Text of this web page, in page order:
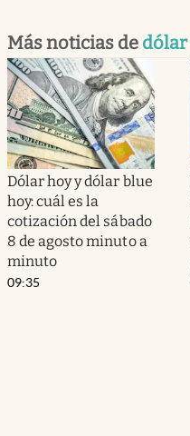
Más noticias de dólar
Dólar hoy y dólar blue
hoy: cuál es la
cotización del sábado
8 de agosto minuto a
minuto
09:35